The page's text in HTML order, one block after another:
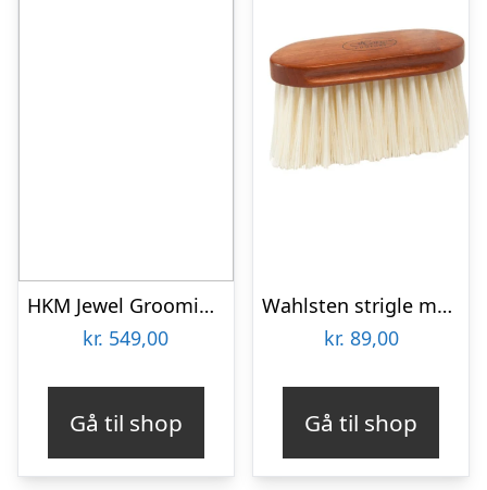
HKM Jewel Grooming Box
kr. 549,00
Gå til shop
Wahlsten strigle med lange børster
kr. 89,00
Gå til shop